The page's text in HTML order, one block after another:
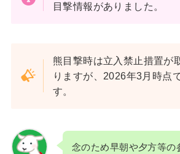
目撃情報がありました。
熊目撃時は立入禁止措置が
りますが、2026年3月時点
す。
念のため早朝や夕方等の